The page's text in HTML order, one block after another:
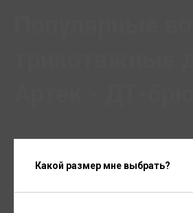
Какой размер мне выбрать?